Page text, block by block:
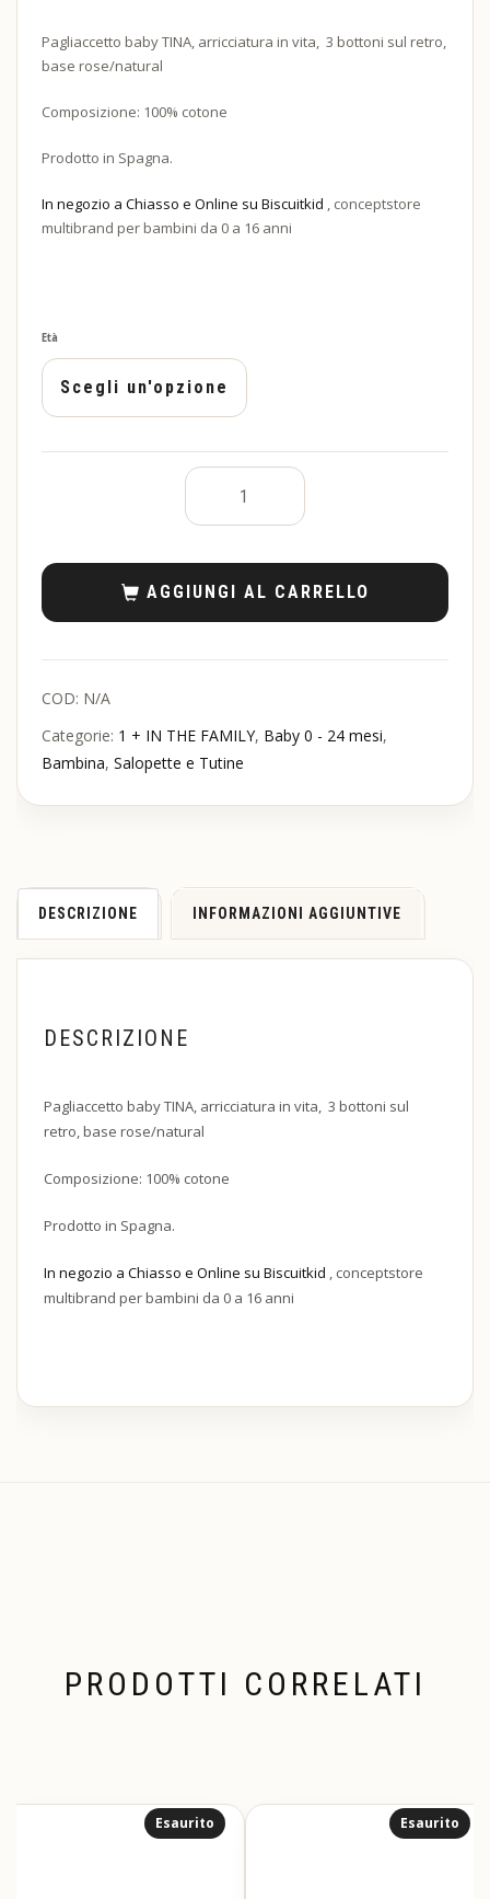
Pagliaccetto baby TINA, arricciatura in vita, 3 bottoni sul retro,
base rose/natural
Composizione: 100% cotone
Prodotto in Spagna.
In negozio a Chiasso e Online su Biscuitkid , conceptstore
multibrand per bambini da 0 a 16 anni
Età
AGGIUNGI AL CARRELLO
COD: N/A
Categorie: 1 + IN THE FAMILY, Baby 0 - 24 mesi,
Bambina, Salopette e Tutine
DESCRIZIONE INFORMAZIONI AGGIUNTIVE
DESCRIZIONE
Pagliaccetto baby TINA, arricciatura in vita, 3 bottoni sul
retro, base rose/natural
Composizione: 100% cotone
Prodotto in Spagna.
In negozio a Chiasso e Online su Biscuitkid , conceptstore
multibrand per bambini da 0 a 16 anni
PRODOTTI CORRELATI
Esaurito Esaurito